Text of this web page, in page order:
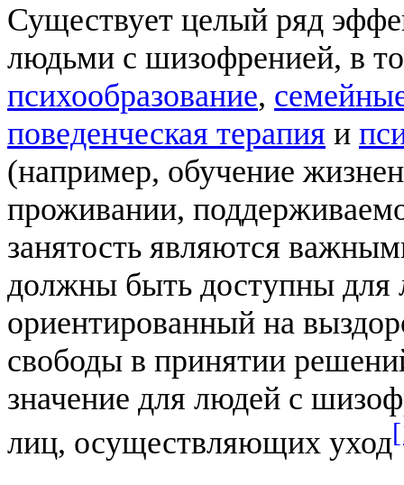
Существует целый ряд
людьми с шизофренией, в
психообразование,
поведенческая терапия и
(например, обучение
проживании,
занятость являются
должны быть доступны
ориентированный на
свободы в принятии
значение для людей с
лиц, осуществляющих уход